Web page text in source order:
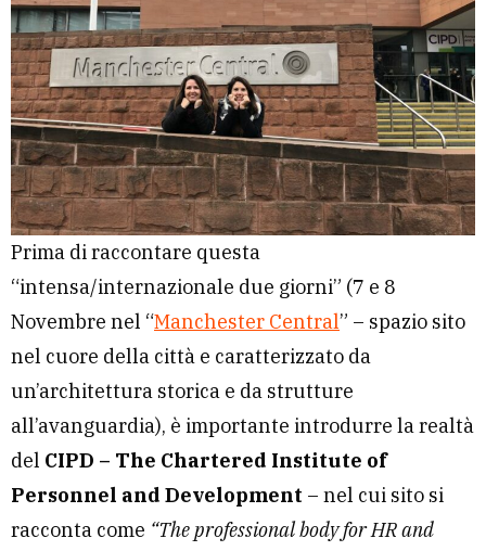
Prima di raccontare questa
“intensa/internazionale due giorni” (7 e 8
Novembre nel “Manchester Central” – spazio sito
nel cuore della città e caratterizzato da
un’architettura storica e da strutture
all’avanguardia), è importante introdurre la realtà
del CIPD – The Chartered Institute of
Personnel and Development – nel cui sito si
racconta come “The professional body for HR and